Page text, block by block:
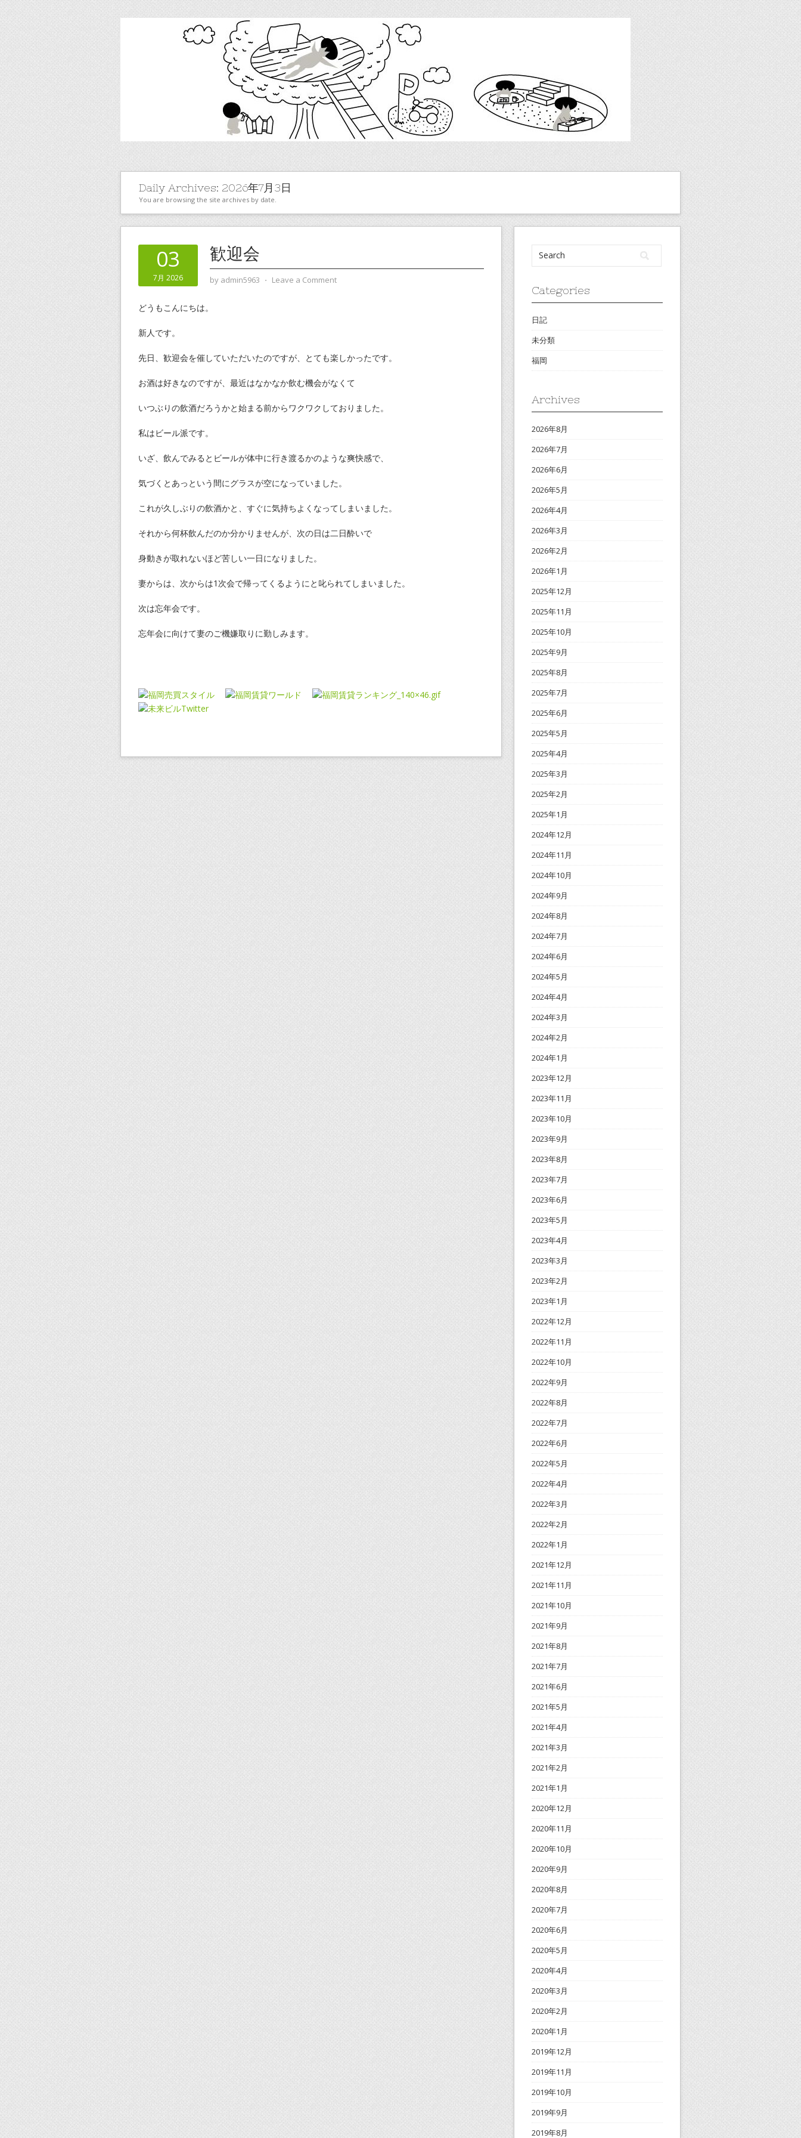
Daily Archives: 2026年7月3日
You are browsing the site archives by date.
03
7月 2026
歓迎会
by admin5963 ⋅ Leave a Comment
どうもこんにちは。
新人です。
先日、歓迎会を催していただいたのですが、とても楽しかったです。
お酒は好きなのですが、最近はなかなか飲む機会がなくて
いつぶりの飲酒だろうかと始まる前からワクワクしておりました。
私はビール派です。
いざ、飲んでみるとビールが体中に行き渡るかのような爽快感で、
気づくとあっという間にグラスが空になっていました。
これが久しぶりの飲酒かと、すぐに気持ちよくなってしまいました。
それから何杯飲んだのか分かりませんが、次の日は二日酔いで
身動きが取れないほど苦しい一日になりました。
妻からは、次からは1次会で帰ってくるようにと叱られてしまいました。
次は忘年会です。
忘年会に向けて妻のご機嫌取りに勤しみます。
Categories
日記
未分類
福岡
Archives
2026年8月
2026年7月
2026年6月
2026年5月
2026年4月
2026年3月
2026年2月
2026年1月
2025年12月
2025年11月
2025年10月
2025年9月
2025年8月
2025年7月
2025年6月
2025年5月
2025年4月
2025年3月
2025年2月
2025年1月
2024年12月
2024年11月
2024年10月
2024年9月
2024年8月
2024年7月
2024年6月
2024年5月
2024年4月
2024年3月
2024年2月
2024年1月
2023年12月
2023年11月
2023年10月
2023年9月
2023年8月
2023年7月
2023年6月
2023年5月
2023年4月
2023年3月
2023年2月
2023年1月
2022年12月
2022年11月
2022年10月
2022年9月
2022年8月
2022年7月
2022年6月
2022年5月
2022年4月
2022年3月
2022年2月
2022年1月
2021年12月
2021年11月
2021年10月
2021年9月
2021年8月
2021年7月
2021年6月
2021年5月
2021年4月
2021年3月
2021年2月
2021年1月
2020年12月
2020年11月
2020年10月
2020年9月
2020年8月
2020年7月
2020年6月
2020年5月
2020年4月
2020年3月
2020年2月
2020年1月
2019年12月
2019年11月
2019年10月
2019年9月
2019年8月